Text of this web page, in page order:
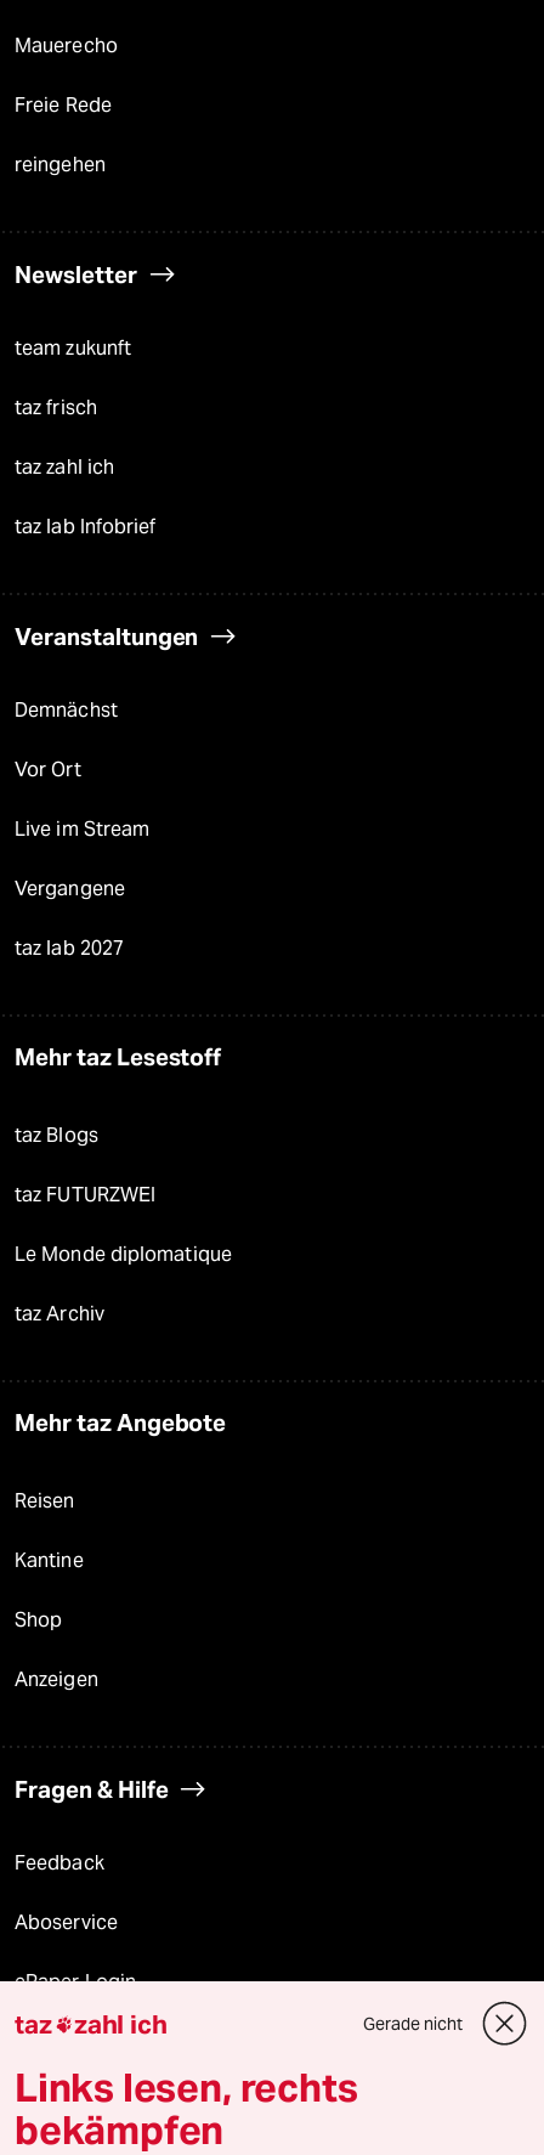
Mauerecho
Freie Rede
reingehen
Newsletter
team zukunft
taz frisch
taz zahl ich
taz lab Infobrief
Veranstaltungen
Demnächst
Vor Ort
Live im Stream
Vergangene
taz lab 2027
Mehr taz Lesestoff
taz Blogs
taz FUTURZWEI
Le Monde diplomatique
taz Archiv
Mehr taz Angebote
Reisen
Kantine
Shop
Anzeigen
Fragen & Hilfe
Feedback
Aboservice
ePaper Login
Downloads für Abonnierende
taz zahl ich Gerade nicht
Links lesen, rechts
bekämpfen